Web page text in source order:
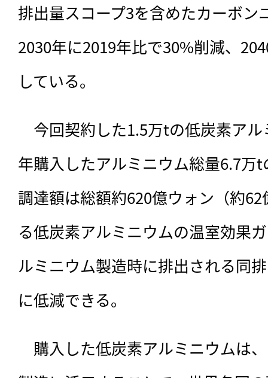
排出量スコープ3を含めたカーボン
2030年に2019年比で30%削減、
している。
今回契約した1.5万tの低炭素ア
年購入したアルミニウム総量6.7万
調達額は総額約620億ウォン（約
る低炭素アルミニウムの温室効果
ルミニウム製造時に排出される同
に低減できる。
購入した低炭素アルミニウムは